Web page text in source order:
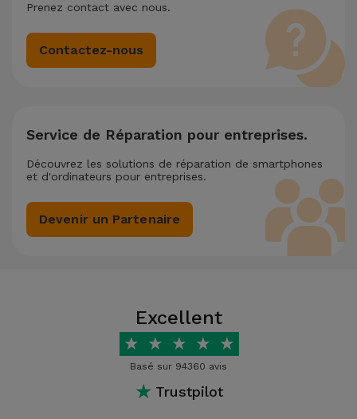
Prenez contact avec nous.
Contactez-nous
Service de Réparation pour entreprises.
Découvrez les solutions de réparation de smartphones
et d'ordinateurs pour entreprises.
Devenir un Partenaire
Excellent
★ ★ ★ ★ ★
Basé sur 94360 avis
★ Trustpilot